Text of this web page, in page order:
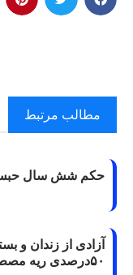
مطالب مرتبط
حکم شش سال حبس
آزادی از زندان و
۵۰درصدی ریه مصطفی دانشجو